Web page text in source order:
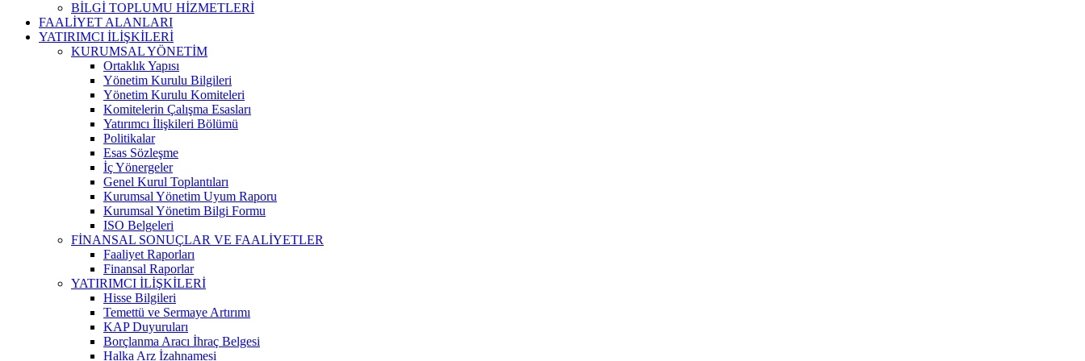
BİLGİ TOPLUMU HİZMETLERİ
FAALİYET ALANLARI
YATIRIMCI İLİŞKİLERİ
KURUMSAL YÖNETİM
Ortaklık Yapısı
Yönetim Kurulu Bilgileri
Yönetim Kurulu Komiteleri
Komitelerin Çalışma Esasları
Yatırımcı İlişkileri Bölümü
Politikalar
Esas Sözleşme
İç Yönergeler
Genel Kurul Toplantıları
Kurumsal Yönetim Uyum Raporu
Kurumsal Yönetim Bilgi Formu
ISO Belgeleri
FİNANSAL SONUÇLAR VE FAALİYETLER
Faaliyet Raporları
Finansal Raporlar
YATIRIMCI İLİŞKİLERİ
Hisse Bilgileri
Temettü ve Sermaye Artırımı
KAP Duyuruları
Borçlanma Aracı İhraç Belgesi
Halka Arz İzahnamesi